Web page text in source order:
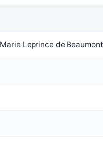
Leprince de Beaumont